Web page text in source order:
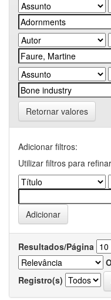
Retornar valores
Adicionar filtros:
Utilizar filtros para
Resultados/Página
Registro(s)